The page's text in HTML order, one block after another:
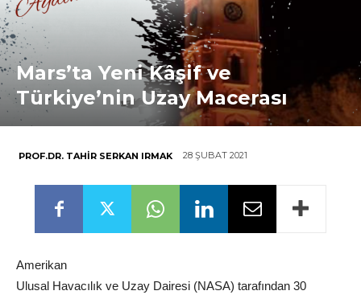
Mars’ta Yeni Kâşif ve
Türkiye’nin Uzay Macerası
PROF.DR. TAHIR SERKAN IRMAK 28 ŞUBAT 2021
Amerikan
Ulusal Havacılık ve Uzay Dairesi (NASA) tarafından 30